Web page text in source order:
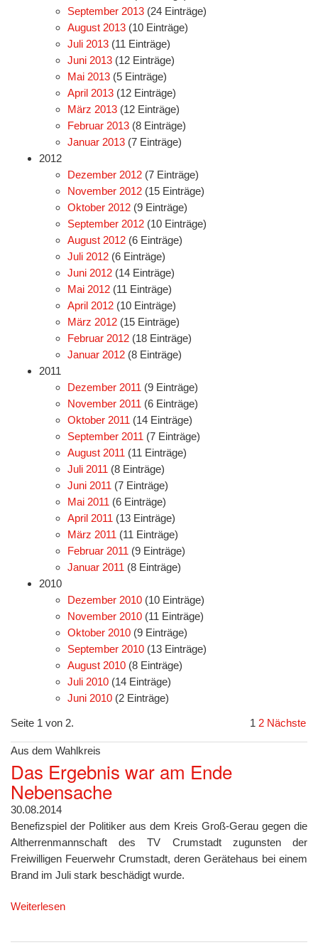
September 2013 (24 Einträge)
August 2013 (10 Einträge)
Juli 2013 (11 Einträge)
Juni 2013 (12 Einträge)
Mai 2013 (5 Einträge)
April 2013 (12 Einträge)
März 2013 (12 Einträge)
Februar 2013 (8 Einträge)
Januar 2013 (7 Einträge)
2012
Dezember 2012 (7 Einträge)
November 2012 (15 Einträge)
Oktober 2012 (9 Einträge)
September 2012 (10 Einträge)
August 2012 (6 Einträge)
Juli 2012 (6 Einträge)
Juni 2012 (14 Einträge)
Mai 2012 (11 Einträge)
April 2012 (10 Einträge)
März 2012 (15 Einträge)
Februar 2012 (18 Einträge)
Januar 2012 (8 Einträge)
2011
Dezember 2011 (9 Einträge)
November 2011 (6 Einträge)
Oktober 2011 (14 Einträge)
September 2011 (7 Einträge)
August 2011 (11 Einträge)
Juli 2011 (8 Einträge)
Juni 2011 (7 Einträge)
Mai 2011 (6 Einträge)
April 2011 (13 Einträge)
März 2011 (11 Einträge)
Februar 2011 (9 Einträge)
Januar 2011 (8 Einträge)
2010
Dezember 2010 (10 Einträge)
November 2010 (11 Einträge)
Oktober 2010 (9 Einträge)
September 2010 (13 Einträge)
August 2010 (8 Einträge)
Juli 2010 (14 Einträge)
Juni 2010 (2 Einträge)
Seite 1 von 2. 1 2 Nächste
Aus dem Wahlkreis
Das Ergebnis war am Ende
Nebensache
30.08.2014
Benefizspiel der Politiker aus dem Kreis Groß-Gerau gegen die
Altherrenmannschaft des TV Crumstadt zugunsten der
Freiwilligen Feuerwehr Crumstadt, deren Gerätehaus bei einem
Brand im Juli stark beschädigt wurde.
Weiterlesen